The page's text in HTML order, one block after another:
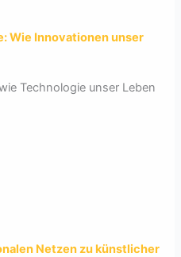
Wie Innovationen unser
Technologie unser Leben
Netzen zu künstlicher